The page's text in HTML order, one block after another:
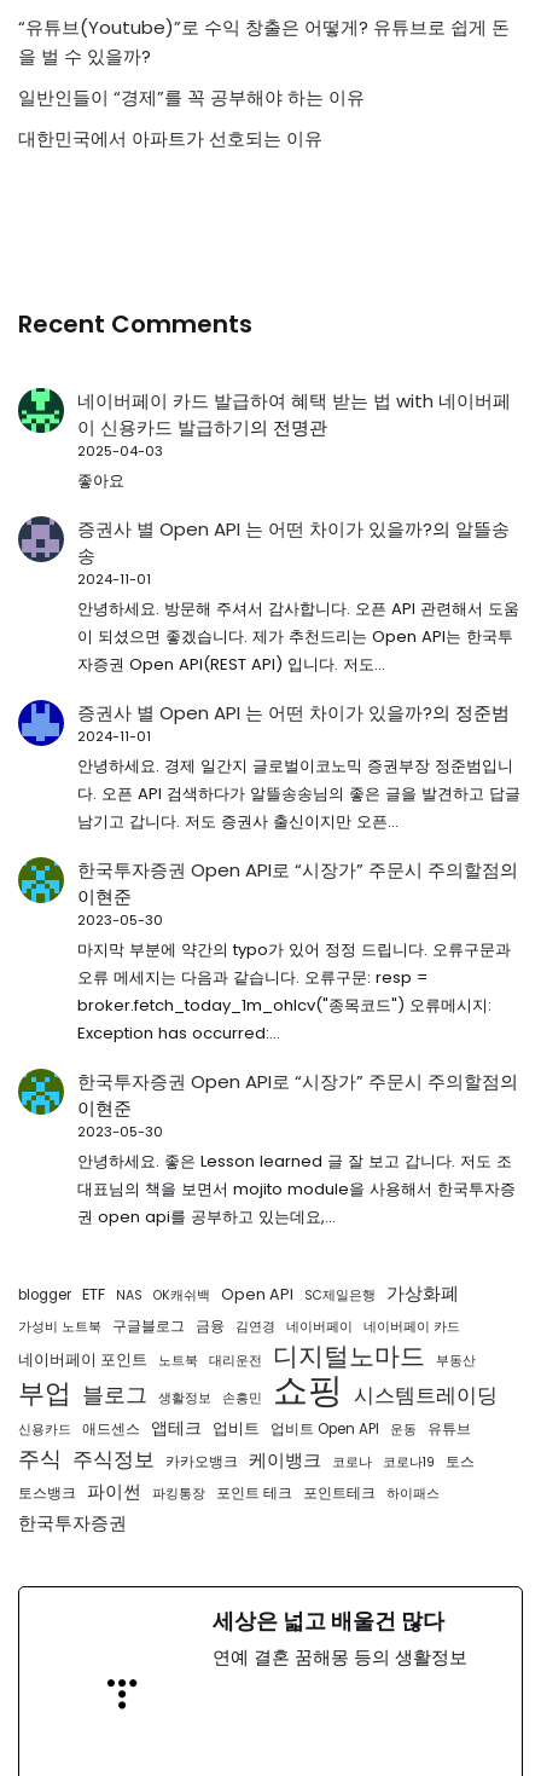
“유튜브(Youtube)”로 수익 창출은 어떻게? 유튜브로 쉽게 돈
을 벌 수 있을까?
일반인들이 “경제”를 꼭 공부해야 하는 이유
대한민국에서 아파트가 선호되는 이유
Recent Comments
네이버페이 카드 발급하여 혜택 받는 법 with 네이버페
이 신용카드 발급하기의 전명관
2025-04-03
좋아요
증권사 별 Open API 는 어떤 차이가 있을까?의 알뜰송
송
2024-11-01
안녕하세요. 방문해 주셔서 감사합니다. 오픈 API 관련해서 도움
이 되셨으면 좋겠습니다. 제가 추천드리는 Open API는 한국투
자증권 Open API(REST API) 입니다. 저도…
증권사 별 Open API 는 어떤 차이가 있을까?의 정준범
2024-11-01
안녕하세요. 경제 일간지 글로벌이코노믹 증권부장 정준범입니
다. 오픈 API 검색하다가 알뜰송송님의 좋은 글을 발견하고 답글
남기고 갑니다. 저도 증권사 출신이지만 오픈…
한국투자증권 Open API로 “시장가” 주문시 주의할점의
이현준
2023-05-30
마지막 부분에 약간의 typo가 있어 정정 드립니다. 오류구문과
오류 메세지는 다음과 같습니다. 오류구문: resp =
broker.fetch_today_1m_ohlcv("종목코드") 오류메시지:
Exception has occurred:…
한국투자증권 Open API로 “시장가” 주문시 주의할점의
이현준
2023-05-30
안녕하세요. 좋은 Lesson learned 글 잘 보고 갑니다. 저도 조
대표님의 책을 보면서 mojito module을 사용해서 한국투자증
권 open api를 공부하고 있는데요,…
blogger ETF NAS OK캐쉬백 Open API SC제일은행 가상화폐
가성비 노트북 구글블로그 금융 김연경 네이버페이 네이버페이 카드
네이버페이 포인트 노트북 대리운전 디지털노마드 부동산
부업 블로그 생활정보 손흥민 쇼핑 시스템트레이딩
신용카드 애드센스 앱테크 업비트 업비트 Open API 운동 유튜브
주식 주식정보 카카오뱅크 케이뱅크 코로나 코로나19
토스
토스뱅크
파이썬 파킹통장 포인트 테크 포인트테크 하이패스
한국투자증권
세상은 넓고 배울건 많다
연예 결혼 꿈해몽 등의 생활정보